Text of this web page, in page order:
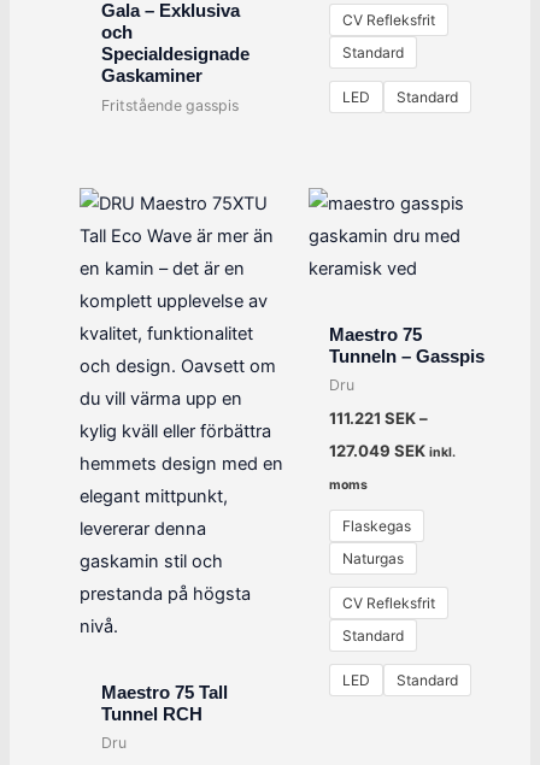
Gala – Exklusiva
och
Specialdesignade
Gaskaminer
Fritstående gasspis
CV Refleksfrit
Standard
LED Standard
Maestro 75 Tall
Tunnel RCH
Dru
Maestro 75
Tunneln – Gasspis
Dru
111.221SEK–
127.049SEK inkl.
moms
Flaskegas
Naturgas
CV Refleksfrit
Standard
LED Standard